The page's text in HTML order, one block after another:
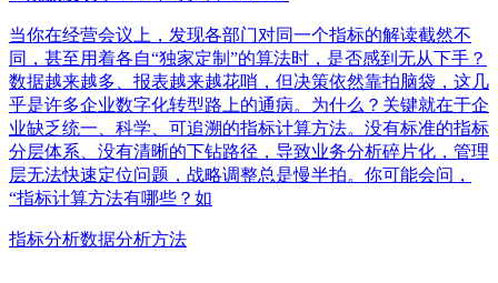
当你在经营会议上，发现各部门对同一个指标的解读截然不
同，甚至用着各自“独家定制”的算法时，是否感到无从下手？
数据越来越多、报表越来越花哨，但决策依然靠拍脑袋，这几
乎是许多企业数字化转型路上的通病。为什么？关键就在于企
业缺乏统一、科学、可追溯的指标计算方法。没有标准的指标
分层体系、没有清晰的下钻路径，导致业务分析碎片化，管理
层无法快速定位问题，战略调整总是慢半拍。你可能会问，
“指标计算方法有哪些？如
指标分析数据分析方法